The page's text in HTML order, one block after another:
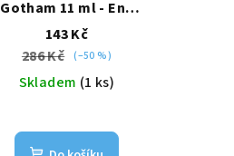
Gotham 11 ml - Enii
nails
143 Kč
286 Kč (–50 %)
Skladem (1 ks)